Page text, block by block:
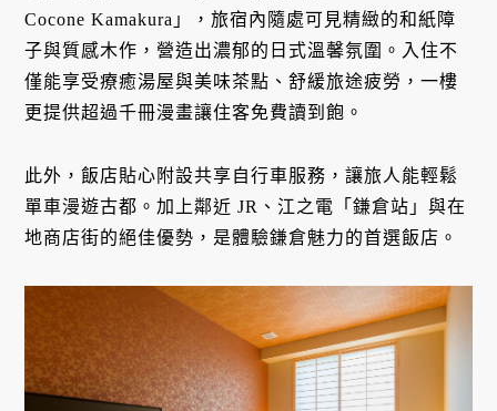
Cocone Kamakura」，旅宿內隨處可見精緻的和紙障
子與質感木作，營造出濃郁的日式溫馨氛圍。入住不
僅能享受療癒湯屋與美味茶點、舒緩旅途疲勞，一樓
更提供超過千冊漫畫讓住客免費讀到飽。
此外，飯店貼心附設共享自行車服務，讓旅人能輕鬆
單車漫遊古都。加上鄰近 JR、江之電「鎌倉站」與在
地商店街的絕佳優勢，是體驗鎌倉魅力的首選飯店。